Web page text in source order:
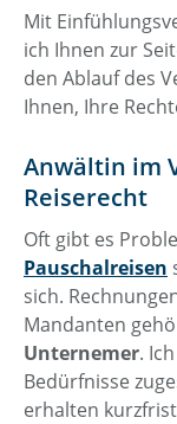
Mit
ich Ihnen zur
den Ablauf des
Ihnen, Ihre
Anwältin im
Reiserecht
Oft gibt es
Pauschalreisen
sich.
Mandanten
Unternemer.
Bedürfnisse
erhalten